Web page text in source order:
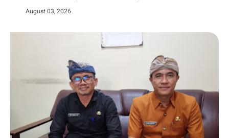
August 03, 2026